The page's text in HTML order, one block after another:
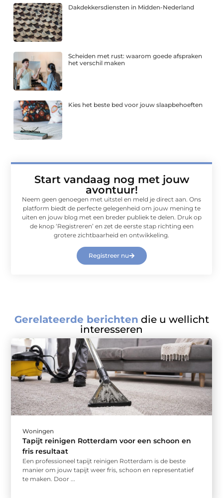
Dakdekkersdiensten in Midden-Nederland
Scheiden met rust: waarom goede afspraken
het verschil maken
Kies het beste bed voor jouw slaapbehoeften
Start vandaag nog met jouw
avontuur!
Neem geen genoegen met uitstel en meld je direct aan. Ons
platform biedt de perfecte gelegenheid om jouw mening te
uiten en jouw blog met een breder publiek te delen. Druk op
de knop ‘Registreren’ en zet de eerste stap richting een
grotere zichtbaarheid en ontwikkeling.
Registreer nu
Gerelateerde berichten die u wellicht
interesseren
Woningen
Tapijt reinigen Rotterdam voor een schoon en
fris resultaat
Een professioneel tapijt reinigen Rotterdam is de beste
manier om jouw tapijt weer fris, schoon en representatief
te maken. Door ...